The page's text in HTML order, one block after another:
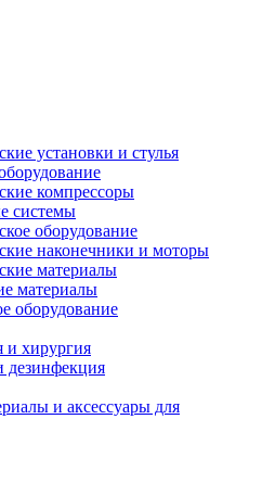
установки и стулья
компрессоры
системы
оборудование
наконечники и моторы
материалы
материалы
оборудование
и хирургия
дезинфекция
и аксессуары для